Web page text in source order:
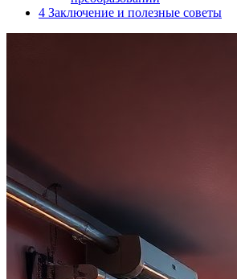
4 Заключение и полезные советы